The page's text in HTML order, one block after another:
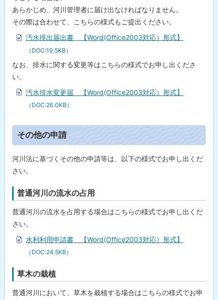
戻
る
あらかじめ、河川管理者に届け出なければなりません。
その際は合わせて、こちらの様式もご提出ください。
汚水排出届出書 【Word(Office2003対応）形式】
（DOC:19.5KB）
なお、排水に関する変更等はこちらの様式でお申し出くださ
い。
汚水排水変更届 【Word(Office2003対応）形式】
（DOC:26.0KB）
ッ
プ
に
る
その他の申請
河川法に基づくその他の申請等は、以下の様式でお申し出くだ
さい。
普通河川の流水の占用
普通河川の流水を占用する場合はこちらの様式でお申し出くだ
さい。
水利利用申請書 【Word(Office2003対応）形式】
（DOC:24.5KB）
草木の栽植
普通河川において、草木を栽植する場合はこちらの様式でお申